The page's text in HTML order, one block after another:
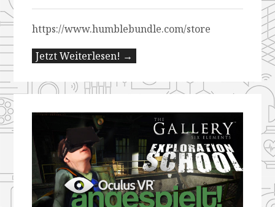
https://www.humblebundle.com/store
Jetzt Weiterlesen! →